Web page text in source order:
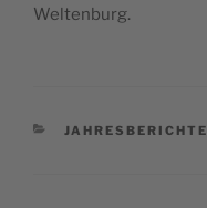
Weltenburg.
CATÉGORIES
JAHRESBERICHTE